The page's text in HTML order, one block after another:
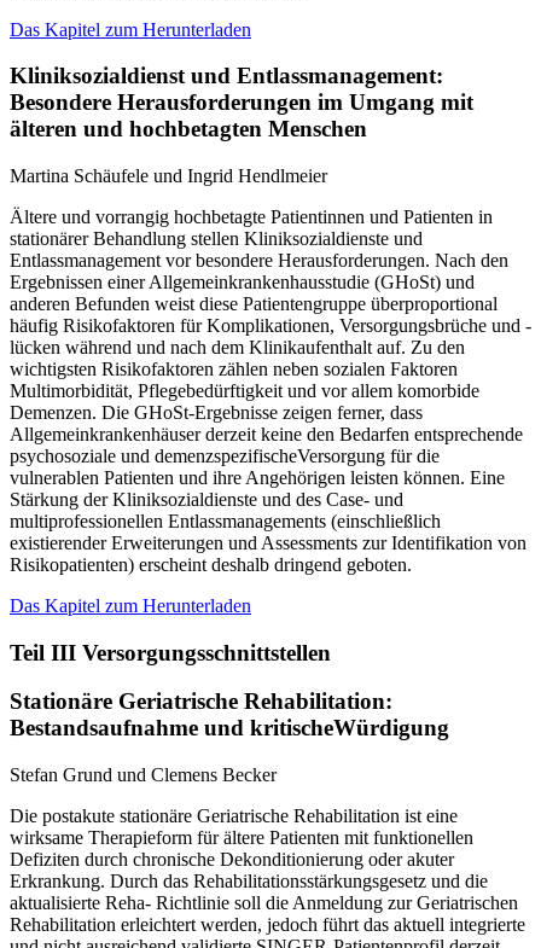
Das Kapitel zum Herunterladen
Kliniksozialdienst und Entlassmanagement:
Besondere Herausforderungen im Umgang mit
älteren und hochbetagten Menschen
Martina Schäufele und Ingrid Hendlmeier
Ältere und vorrangig hochbetagte Patientinnen und Patienten in
stationärer Behandlung stellen Kliniksozialdienste und
Entlassmanagement vor besondere Herausforderungen. Nach den
Ergebnissen einer Allgemeinkrankenhausstudie (GHoSt) und
anderen Befunden weist diese Patientengruppe überproportional
häufig Risikofaktoren für Komplikationen, Versorgungsbrüche und -
lücken während und nach dem Klinikaufenthalt auf. Zu den
wichtigsten Risikofaktoren zählen neben sozialen Faktoren
Multimorbidität, Pflegebedürftigkeit und vor allem komorbide
Demenzen. Die GHoSt-Ergebnisse zeigen ferner, dass
Allgemeinkrankenhäuser derzeit keine den Bedarfen entsprechende
psychosoziale und demenzspezifischeVersorgung für die
vulnerablen Patienten und ihre Angehörigen leisten können. Eine
Stärkung der Kliniksozialdienste und des Case- und
multiprofessionellen Entlassmanagements (einschließlich
existierender Erweiterungen und Assessments zur Identifikation von
Risikopatienten) erscheint deshalb dringend geboten.
Das Kapitel zum Herunterladen
Teil III Versorgungsschnittstellen
Stationäre Geriatrische Rehabilitation:
Bestandsaufnahme und kritischeWürdigung
Stefan Grund und Clemens Becker
Die postakute stationäre Geriatrische Rehabilitation ist eine
wirksame Therapieform für ältere Patienten mit funktionellen
Defiziten durch chronische Dekonditionierung oder akuter
Erkrankung. Durch das Rehabilitationsstärkungsgesetz und die
aktualisierte Reha- Richtlinie soll die Anmeldung zur Geriatrischen
Rehabilitation erleichtert werden, jedoch führt das aktuell integrierte